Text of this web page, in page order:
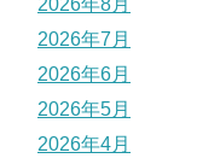
2026年8月
2026年7月
2026年6月
2026年5月
2026年4月